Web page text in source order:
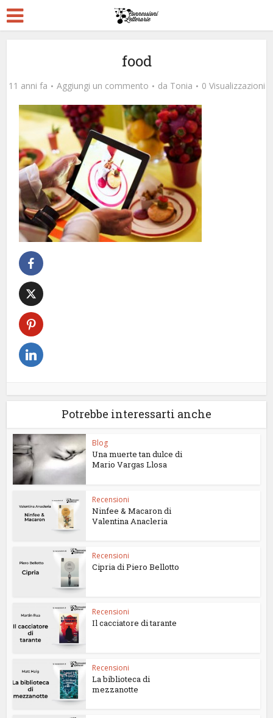
food
11 anni fa Aggiungi un commento da Tonia 0 Visualizzazioni
Potrebbe interessarti anche
Blog
Una muerte tan dulce di
Mario Vargas Llosa
Recensioni
Ninfee & Macaron di
Valentina Anacleria
Recensioni
Cipria di Piero Bellotto
Recensioni
Il cacciatore di tarante
Recensioni
La biblioteca di
mezzanotte